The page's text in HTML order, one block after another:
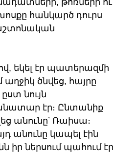
թոռների ու
հանկարծ դուրս
եկել էր պատերազմի
ծնվեց, հայրը
նույն
էր։ Ընտանիք
անունը՝ Ռաիսա։
անունը կապել էին
իր ներսում պահում էր